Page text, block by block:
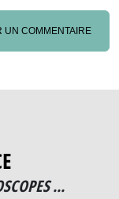
UN COMMENTAIRE
...